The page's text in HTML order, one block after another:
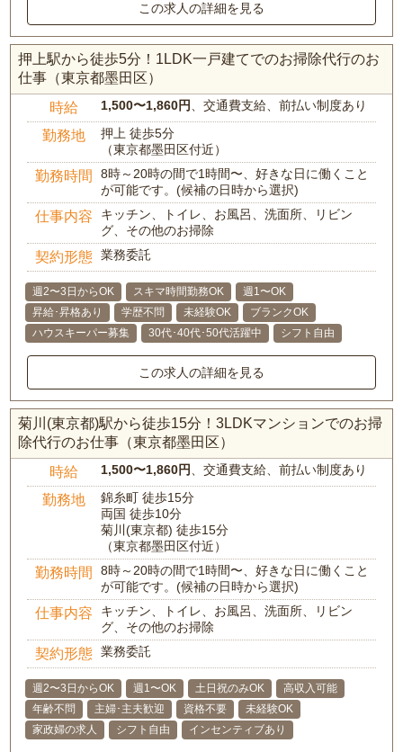
この求人の詳細を見る
押上駅から徒歩5分！1LDK一戸建てでのお掃除代行のお
仕事（東京都墨田区）
時給 1,500〜1,860円 、交通費支給、前払い制度あり
勤務地
押上 徒歩5分
（東京都墨田区付近）
勤務時間
8時～20時の間で1時間〜、好きな日に働くこと
が可能です。(候補の日時から選択)
仕事内容
キッチン、トイレ、お風呂、洗面所、リビン
グ、その他のお掃除
契約形態 業務委託
週2〜3日からOK スキマ時間勤務OK
週1〜OK
昇給･昇格あり
学歴不問 未経験OK
ブランクOK
ハウスキーパー募集
30代･40代･50代活躍中 シフト自由
この求人の詳細を見る
菊川(東京都)駅から徒歩15分！3LDKマンションでのお掃
除代行のお仕事（東京都墨田区）
時給 1,500〜1,860円 、交通費支給、前払い制度あり
勤務地
錦糸町 徒歩15分
両国 徒歩10分
菊川(東京都) 徒歩15分
（東京都墨田区付近）
勤務時間
8時～20時の間で1時間〜、好きな日に働くこと
が可能です。(候補の日時から選択)
仕事内容
キッチン、トイレ、お風呂、洗面所、リビン
グ、その他のお掃除
契約形態 業務委託
週2〜3日からOK 週1〜OK 土日祝のみOK
高収入可能
年齢不問
主婦･主夫歓迎 資格不要
未経験OK
家政婦の求人
シフト自由 インセンティブあり